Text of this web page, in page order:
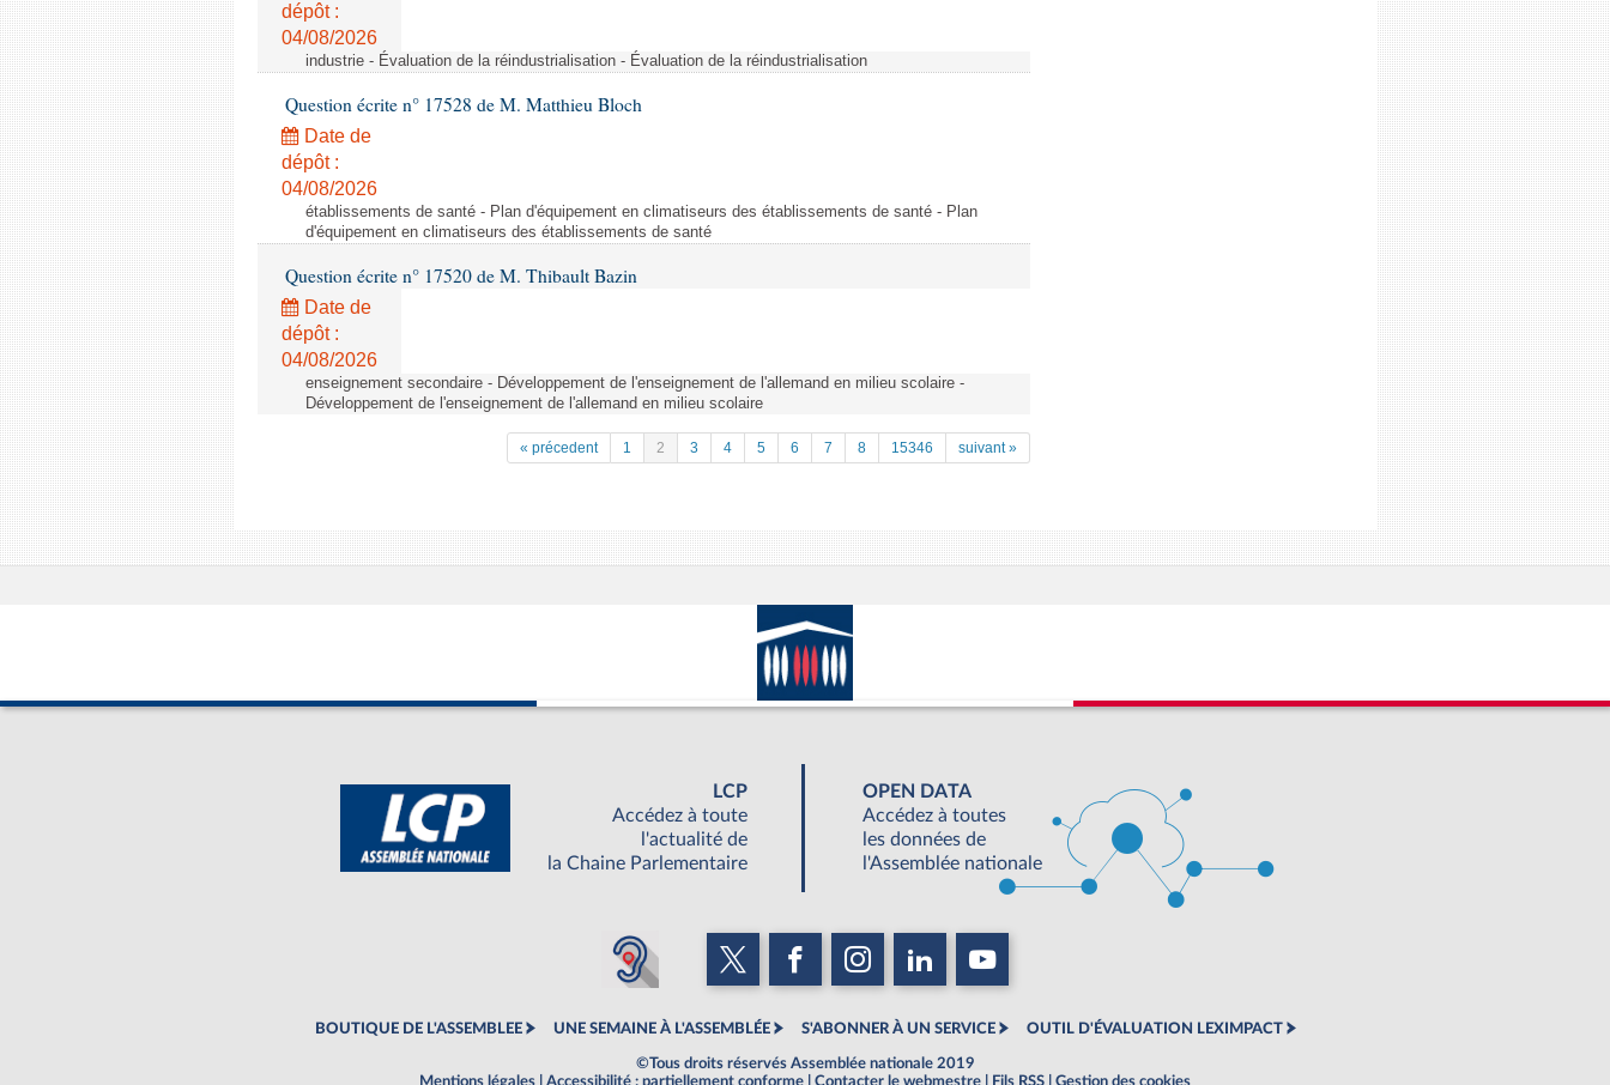
dépôt :
04/08/2026
industrie - Évaluation de la réindustrialisation - Évaluation de la réindustrialisation
Question écrite n° 17528 de M. Matthieu Bloch
Date de
dépôt :
04/08/2026
établissements de santé - Plan d'équipement en climatiseurs des établissements de santé - Plan
d'équipement en climatiseurs des établissements de santé
Question écrite n° 17520 de M. Thibault Bazin
Date de
dépôt :
04/08/2026
enseignement secondaire - Développement de l'enseignement de l'allemand en milieu scolaire -
Développement de l'enseignement de l'allemand en milieu scolaire
« précedent 1 2 3 4 5 6 7 8 15346 suivant »
LCP
Accédez à toute
l'actualité de
la Chaine Parlementaire
OPEN DATA
Accédez à toutes
les données de
l'Assemblée nationale
BOUTIQUE DE L'ASSEMBLEE UNE SEMAINE À L'ASSEMBLÉE S'ABONNER À UN SERVICE OUTIL D'ÉVALUATION LEXIMPACT
©Tous droits réservés Assemblée nationale 2019
Mentions légales
Accessibilité : partiellement conforme Contacter le webmestre Fils RSS Gestion des cookies